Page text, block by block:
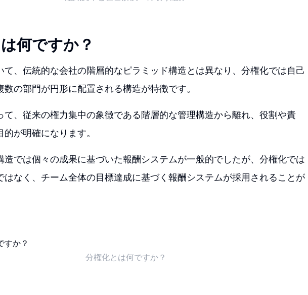
何ですか？
て、伝統的な会社の階層的なピラミッド構造とは異なり、分権化では自己
数の部門が円形に配置される構造が特徴です。
て、従来の権力集中の象徴である階層的な管理構造から離れ、役割や責
が明確になります。
造では個々の成果に基づいた報酬システムが一般的でしたが、分権化では
はなく、チーム全体の目標達成に基づく報酬システムが採用されることが
分権化とは何ですか？